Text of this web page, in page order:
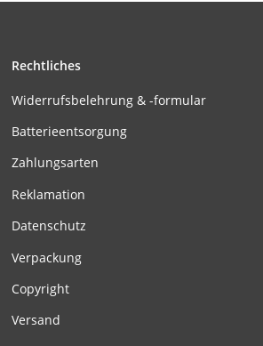
Rechtliches
Widerrufsbelehrung & -formular
Batterieentsorgung
Zahlungsarten
Reklamation
Datenschutz
Verpackung
Copyright
Versand